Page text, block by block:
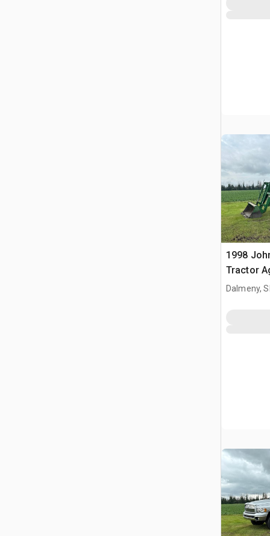
1998
Tractor
Dalmeny,